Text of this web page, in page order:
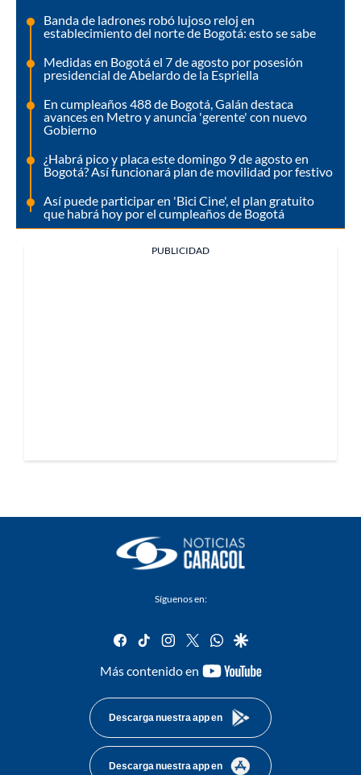
Banda de ladrones robó lujoso reloj en
establecimiento del norte de Bogotá: esto se sabe
Medidas en Bogotá el 7 de agosto por posesión
presidencial de Abelardo de la Espriella
En cumpleaños 488 de Bogotá, Galán destaca
avances en Metro y anuncia 'gerente' con nuevo
Gobierno
¿Habrá pico y placa este domingo 9 de agosto en
Bogotá? Así funcionará plan de movilidad por festivo
Así puede participar en 'Bici Cine', el plan gratuito
que habrá hoy por el cumpleaños de Bogotá
PUBLICIDAD
Síguenos en:
facebook
tiktok instagram
twitterwhatsapp
google
Más contenido en
youtube-
Descarga nuestra app en
Descarga nuestra app en